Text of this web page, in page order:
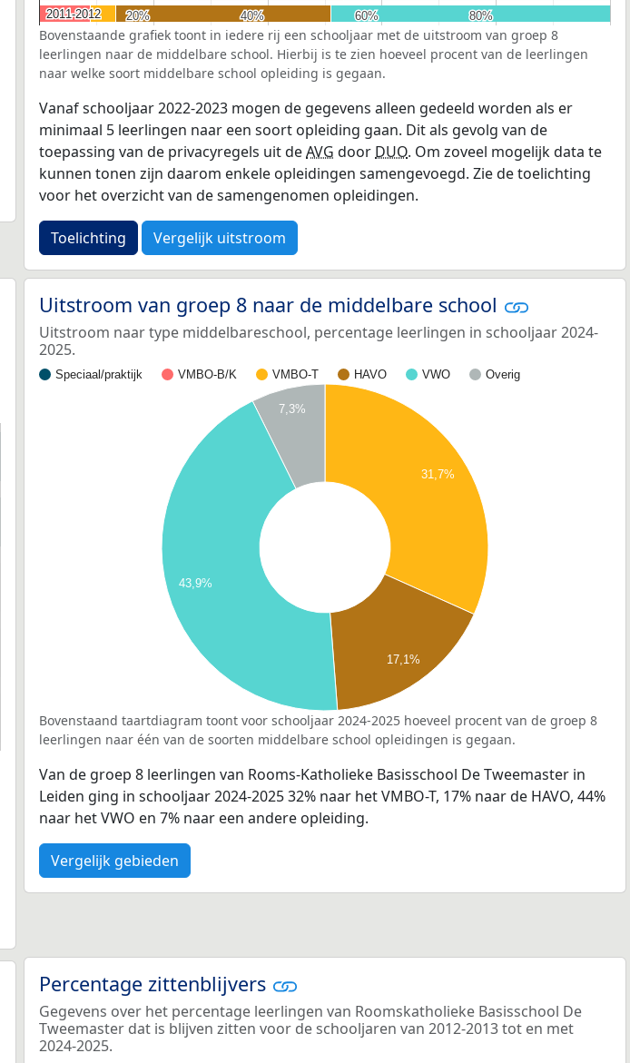
20%
20% 40%
40% 60%
60% 80%
80%
2011-2012
2011-2012
Bovenstaande grafiek toont in iedere rij een schooljaar met de uitstroom van groep 8
leerlingen naar de middelbare school. Hierbij is te zien hoeveel procent van de leerlingen
naar welke soort middelbare school opleiding is gegaan.
Vanaf schooljaar 2022-2023 mogen de gegevens alleen gedeeld worden als er
minimaal 5 leerlingen naar een soort opleiding gaan. Dit als gevolg van de
toepassing van de privacyregels uit deAVG door DUO. Om zoveel mogelijk data te
kunnen tonen zijn daarom enkele opleidingen samengevoegd. Zie de toelichting
voor het overzicht van de samengenomen opleidingen.
Toelichting Vergelijk uitstroom
Uitstroom van groep 8 naar de middelbare school
Uitstroom naar type middelbareschool, percentage leerlingen in schooljaar 2024-
2025.
Speciaal/praktijk VMBO-B/K VMBO-T HAVO VWO Overig
31,7%
17,1%
7,3%
43,9%
Bovenstaand taartdiagram toont voor schooljaar 2024-2025 hoeveel procent van de groep 8
leerlingen naar één van de soorten middelbare school opleidingen is gegaan.
Van de groep 8 leerlingen van Rooms-Katholieke Basisschool De Tweemaster in
Leiden ging in schooljaar 2024-2025 32% naar het VMBO-T, 17% naar de HAVO, 44%
naar het VWO en 7% naar een andere opleiding.
Vergelijk gebieden
Percentage zittenblijvers
Gegevens over het percentage leerlingen van Roomskatholieke Basisschool De
Tweemaster dat is blijven zitten voor de schooljaren van 2012-2013 tot en met
2024-2025.